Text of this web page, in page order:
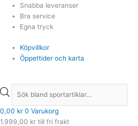
Hoppa
innehåll
Snabba leveranser
Bra service
Egna tryck
Köpvillkor
Öppettider och karta
Products
search
0,00 kr 0 Varukorg
1.999,00 kr till fri frakt
Products
search